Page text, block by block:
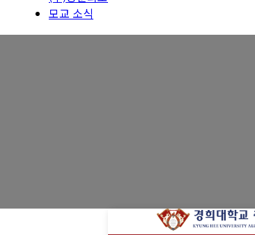
동문회관 오시는길
모교 소식